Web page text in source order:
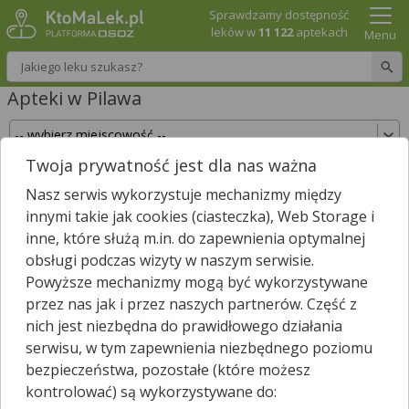
Wpisz nazwę leku
Sprawdzamy dostępność
leków w11 122aptekach Menu
Apteki w Pilawa
Sprawdź, które apteki w Pilawa posiadają Twój
lek i zarezerwuj go już teraz!
Wpisz nazwę leku
W Pilawa jest 1 apteka.
apteka zgłosiła nam, że jest właśnie
otwarta.*
Wybierz typ aptek
Twoja prywatność jest dla nas ważna
Nasz serwis wykorzystuje mechanizmy między
innymi takie jak cookies (ciasteczka), Web Storage i
inne, które służą m.in. do zapewnienia optymalnej
obsługi podczas wizyty w naszym serwisie.
Powyższe mechanizmy mogą być wykorzystywane
przez nas jak i przez naszych partnerów. Część z
nich jest niezbędna do prawidłowego działania
serwisu, w tym zapewnienia niezbędnego poziomu
bezpieczeństwa, pozostałe (które możesz
kontrolować) są wykorzystywane do: